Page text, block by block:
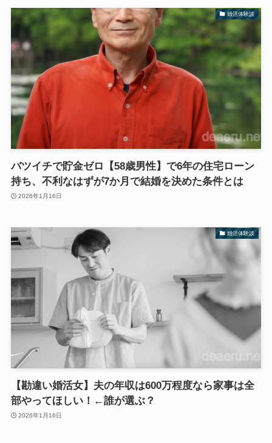
婚活体験談
バツイチで貯金ゼロ【58歳男性】で6年の住宅ローン
持ち、不利なはずが7か月で結婚を決めた条件とは
2026年1月16日
婚活体験談
【勘違い婚活女】夫の年収は600万程度なら家事は全
部やってほしい！←誰が選ぶ？
2026年1月16日